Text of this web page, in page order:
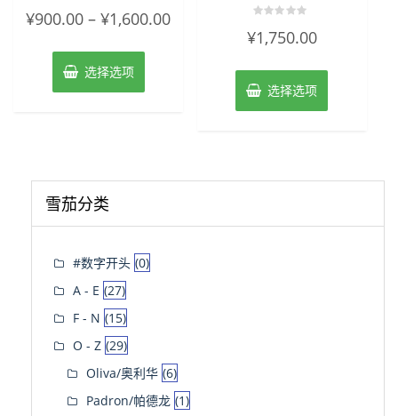
分
5
¥900.00 –¥1,600.00
选择选项
分
5
¥1,750.00
选择选项
雪茄分类
#数字开头 (0)
A - E (27)
F - N (15)
O - Z (29)
Oliva/奥利华 (6)
Padron/帕德龙 (1)